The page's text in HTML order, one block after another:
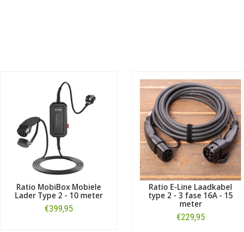
Ratio MobiBox Mobiele
Lader Type 2 - 10 meter
€399,95
Ratio E-Line Laadkabel
type 2 - 3 fase 16A - 15
meter
€229,95